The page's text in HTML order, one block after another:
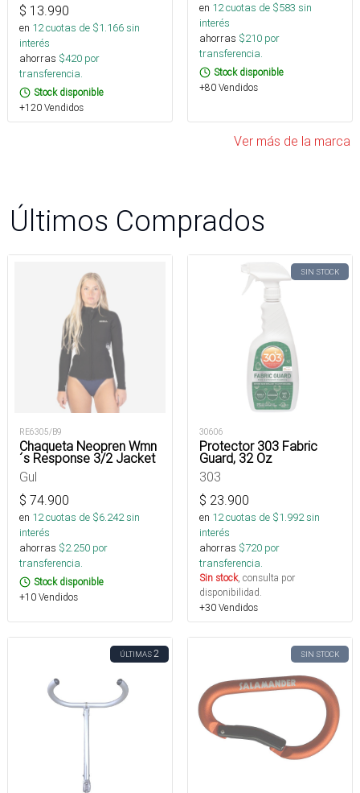
$ 13.990
en 12cuotas de $1.166sin
interés
ahorras $420 por
transferencia.
Stock disponible
+120 Vendidos
en 12cuotas de $583 sin
interés
ahorras $210 por
transferencia.
Stock disponible
+80 Vendidos
Ver más de la marca
Últimos Comprados
RE6305/B9
Chaqueta Neopren Wmn
´s Response 3/2 Jacket
Gul
$ 74.900
en 12cuotas de $6.242sin
interés
ahorras $2.250 por
transferencia.
Stock disponible
+10 Vendidos
SIN STOCK
30606
Protector 303 Fabric
Guard, 32 Oz
303
$ 23.900
en 12cuotas de $1.992sin
interés
ahorras $720 por
transferencia.
Sin stock, consulta por
disponibilidad.
+30 Vendidos
ÚLTIMAS2 SIN STOCK